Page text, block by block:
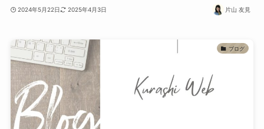
2024年5月22日 2025年4月3日 片山 友見
ブログ